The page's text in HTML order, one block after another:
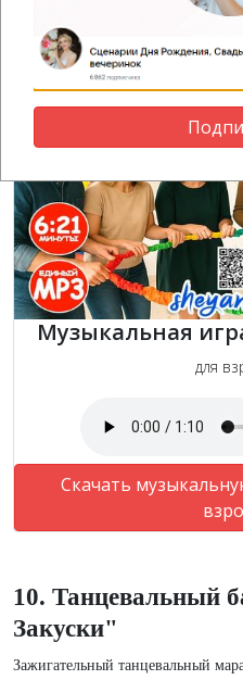
Музыкальная
для
Скачать
10. Танцевальный
Закуски"
Зажигательный танцевальный